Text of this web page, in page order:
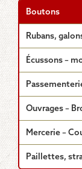
Boutons
Rubans,
Écussons –
Ouvrages –
Mercerie –
Paillettes,